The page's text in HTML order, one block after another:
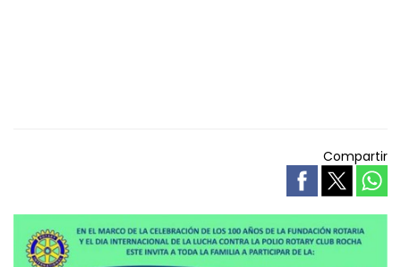
Compartir